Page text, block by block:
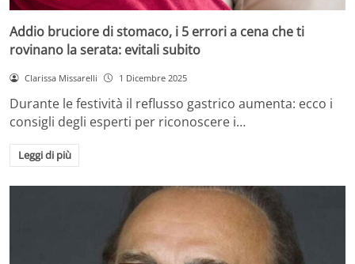
Addio bruciore di stomaco, i 5 errori a cena che ti
rovinano la serata: evitali subito
Clarissa Missarelli 1 Dicembre 2025
Durante le festività il reflusso gastrico aumenta: ecco i
consigli degli esperti per riconoscere i…
Leggi di più